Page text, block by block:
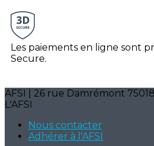
Les paiements en ligne sont
Secure.
AFSI | 26 rue Damrémont
L'AFSI
Nous contacter
Adhérer à l'AFSI